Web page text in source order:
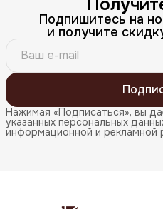
Подпишитесь на
и получите
Нажимая «Подписаться», вы
указанных персональных
информационной и рекламной